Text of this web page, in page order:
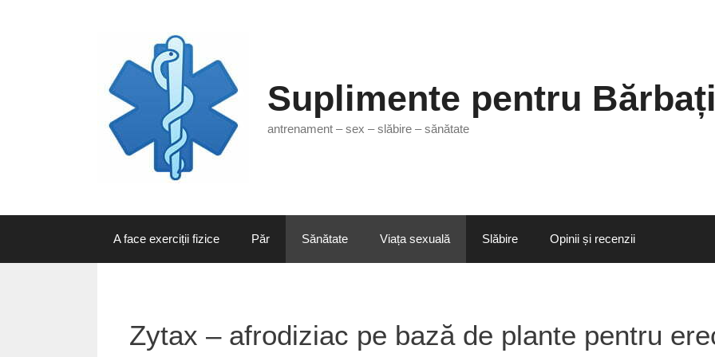
Suplimente pentru Bărbați
antrenament – sex – slăbire – sănătate
A face exerciții fizice Păr Sănătate Viața sexuală Slăbire Opinii și recenzii
Zytax – afrodiziac pe bază de plante pentru